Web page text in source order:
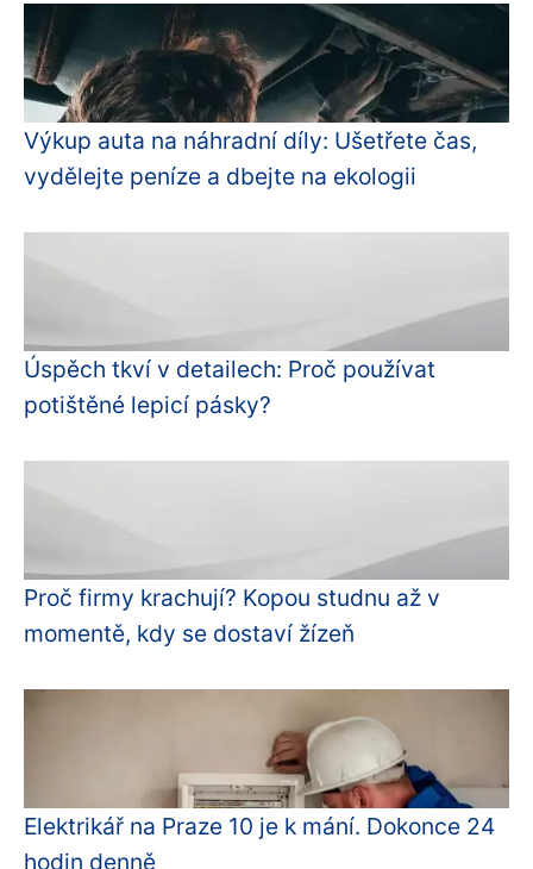
Výkup auta na náhradní díly: Ušetřete čas,
vydělejte peníze a dbejte na ekologii
Úspěch tkví v detailech: Proč používat
potištěné lepicí pásky?
Proč firmy krachují? Kopou studnu až v
momentě, kdy se dostaví žízeň
Elektrikář na Praze 10 je k mání. Dokonce 24
hodin denně